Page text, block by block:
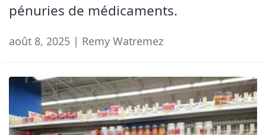
pénuries de médicaments.
août 8, 2025 | Remy Watremez